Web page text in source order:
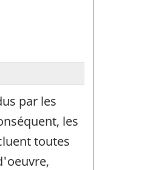
par les
les
toutes